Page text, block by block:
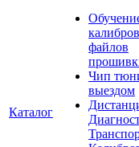
Каталог
файлов
Чип
выездом